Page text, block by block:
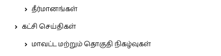
தீர்மானங்கள்
கட்சி செய்திகள்
மாவட்ட மற்றும் தொகுதி நிகழ்வுகள்